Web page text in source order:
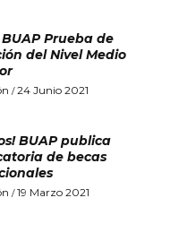
Prueba de
del Nivel Medio
/24 Junio 2021
BUAP publica
de becas
/19 Marzo 2021